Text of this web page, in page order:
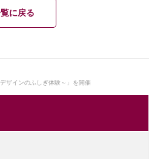
に戻る
ザインのふしぎ体験～」を開催